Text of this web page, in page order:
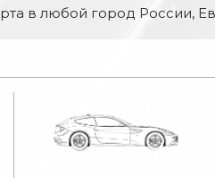
в любой город России,